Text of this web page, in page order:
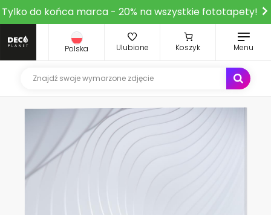
Tylko do końca marca - 20% na wszystkie fototapety!
Polska Ulubione Koszyk Menu